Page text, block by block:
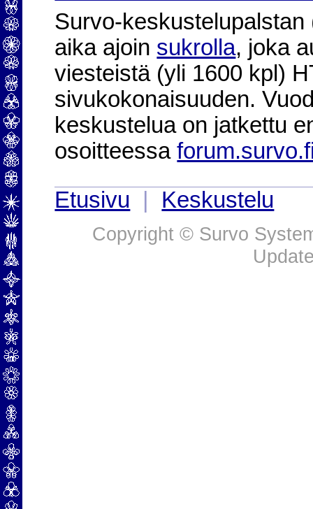
Survo-
aika ajoin sukrolla, joka
viesteistä (yli 1600 kpl)
sivukokonaisuuden.
keskustelua on jatkettu
osoitteessa
Etusivu
Keskustelu
Copyright © Survo